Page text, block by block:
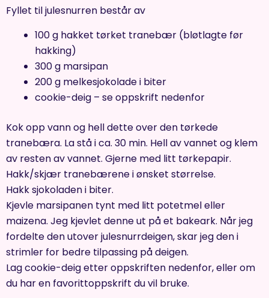
Fyllet til julesnurren består av
100 g hakket tørket tranebær (bløtlagte før
hakking)
300 g marsipan
200 g melkesjokolade i biter
cookie-deig – se oppskrift nedenfor
Kok opp vann og hell dette over den tørkede
tranebæra. La stå i ca. 30 min. Hell av vannet og klem
av resten av vannet. Gjerne med litt tørkepapir.
Hakk/skjær tranebærene i ønsket størrelse.
Hakk sjokoladen i biter.
Kjevle marsipanen tynt med litt potetmel eller
maizena. Jeg kjevlet denne ut på et bakeark. Når jeg
fordelte den utover julesnurrdeigen, skar jeg den i
strimler for bedre tilpassing på deigen.
Lag cookie-deig etter oppskriften nedenfor, eller om
du har en favorittoppskrift du vil bruke.